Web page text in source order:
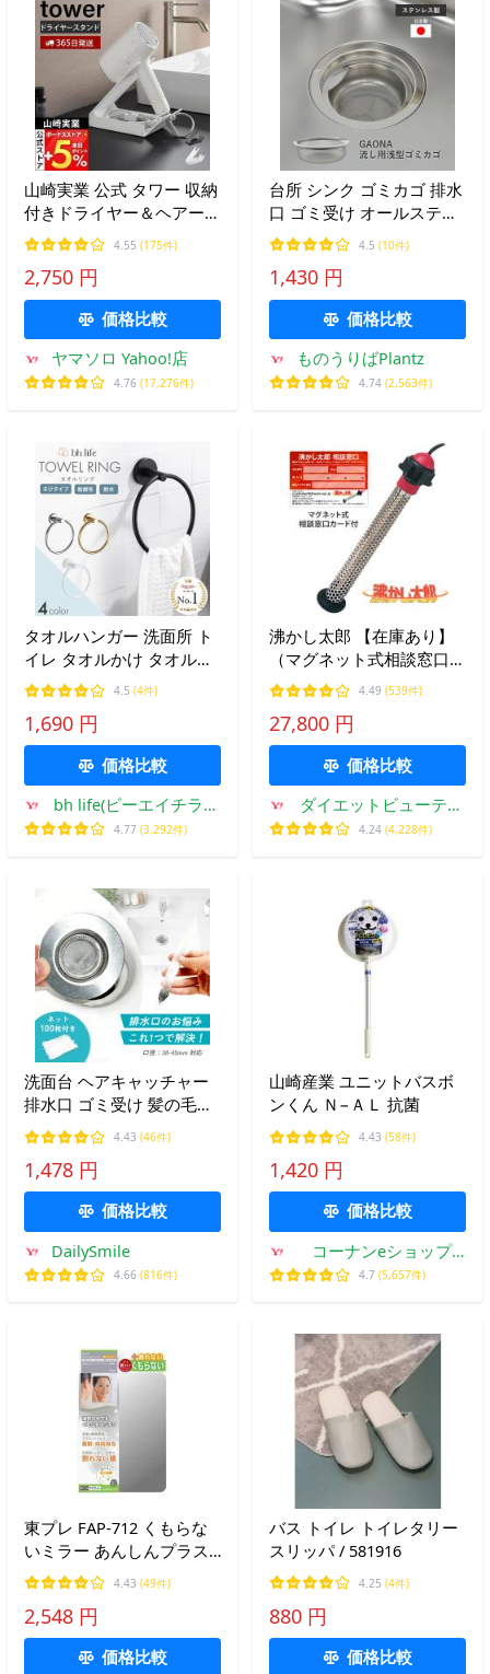
山崎実業 公式 タワー 収納
付きドライヤー＆ヘアーア
イロンスタンド tower ド
ライヤー収納 ドライヤー
置き ハンズフリー 1334
1335
4.55 (175件)
2,750 円
価格比較
ヤマソロ Yahoo!店
4.76 (17,276件)
台所 シンク ゴミカゴ 排水
口 ゴミ受け オールステン
レス 衛生的 匂い ニオイ
臭い ヌメリ 防止 GA-
PB010 GAONA ガオナ ゴミ
ゴミ受け 排水口 台所用品
4.5 (10件)
1,430 円
価格比較
ものうりばPlantz
4.74 (2,563件)
タオルハンガー 洗面所 ト
イレ タオルかけ タオル掛
け タオルリング おしゃれ
バスタオルハンガー タオ
ルホルダー タオル干し ブ
ラック シルバー キッチン
4.5 (4件)
1,690 円
価格比較
bh life(ビーエイチライ
フ)
4.77 (3,292件)
沸かし太郎 【在庫あり】
（マグネット式相談窓口カ
ード付） レビュー400件以
上 安心の販売実績 クマガ
イ電工 サンアート 【電気
で沸かす お風呂】
（SCH−901）
4.49 (539件)
27,800 円
価格比較
ダイエットビューティ
通販
4.24 (4,228件)
洗面台 ヘアキャッチャー
排水口 ゴミ受け 髪の毛キ
ャッチャー 交換ネット100
枚付き ステンレス製 排水
溝カバー 排水溝 掃除 排水
口 ネット 掃除しやすい
4.43 (46件)
1,478 円
価格比較
DailySmile
4.66 (816件)
山崎産業 ユニットバスボ
ンくん Ｎ−ＡＬ 抗菌
4.43 (58件)
1,420 円
価格比較
コーナンeショップ
Yahoo!ショッピング店
4.7 (5,657件)
東プレ FAP-712 くもらな
いミラー あんしんプラス
マグネット 割れない鏡 パ
ネルミラー 浴室
4.43 (49件)
2,548 円
価格比較
バス トイレ トイレタリー
スリッパ / 581916
4.25 (4件)
880 円
価格比較